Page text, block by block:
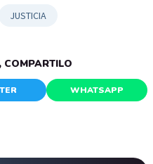
JUSTICIA
COMPARTILO
WHATSAPP